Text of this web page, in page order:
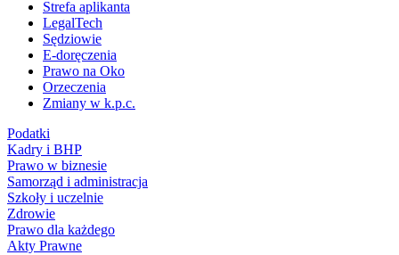
Strefa aplikanta
LegalTech
Sędziowie
E-doręczenia
Prawo na Oko
Orzeczenia
Zmiany w k.p.c.
Podatki
Kadry i BHP
Prawo w biznesie
Samorząd i administracja
Szkoły i uczelnie
Zdrowie
Prawo dla każdego
Akty Prawne